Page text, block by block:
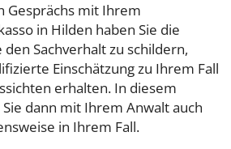
Gesprächs mit Ihrem
in Hilden haben Sie die
Sachverhalt zu schildern,
Einschätzung zu Ihrem Fall
erhalten. In diesem
dann mit Ihrem Anwalt auch
in Ihrem Fall.